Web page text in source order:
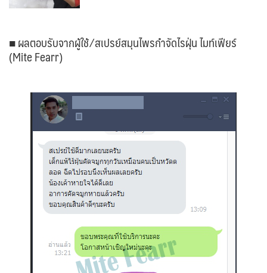
■ ผลตอบรับจากผู้ใช้ ⁄ สเปรย์สมุนไพรกำจัดไรฝุ่น ไมท์เฟียร์
(Mite Fearr)